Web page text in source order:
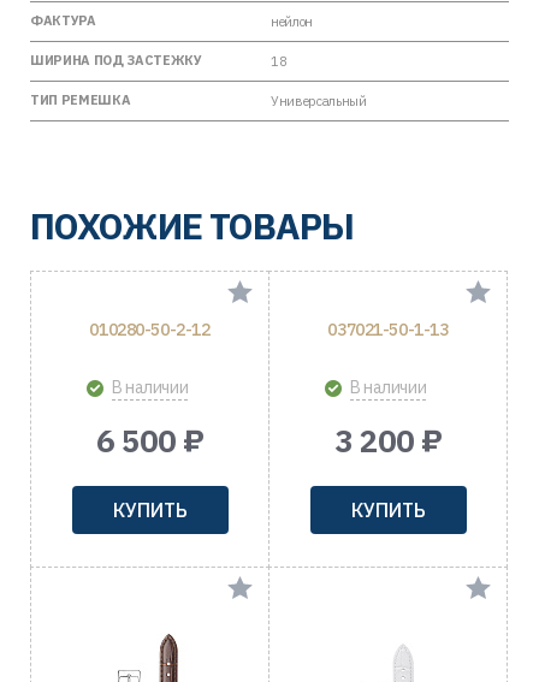
ФАКТУРА нейлон
ШИРИНА ПОД ЗАСТЕЖКУ 18
ТИП РЕМЕШКА Универсальный
ПОХОЖИЕ ТОВАРЫ
010280-50-2-12
В наличии
6 500 ₽
КУПИТЬ
037021-50-1-13
В наличии
3 200 ₽
КУПИТЬ